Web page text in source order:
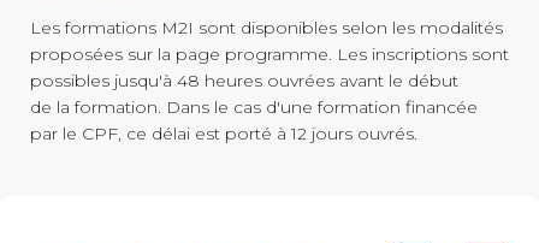
Les formations M2I sont disponibles selon les modalités
proposées sur la page programme. Les inscriptions sont
possibles jusqu'à 48 heures ouvrées avant le début
de la formation. Dans le cas d'une formation financée
par le CPF, ce délai est porté à 12 jours ouvrés.